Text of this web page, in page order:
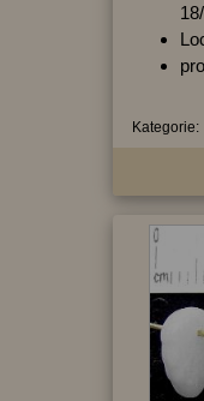
Kategorie: